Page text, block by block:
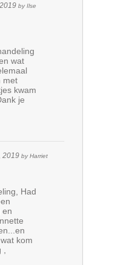
byIlse
wat
met
kwam
je
2019 byHarriet
Had
en
kom